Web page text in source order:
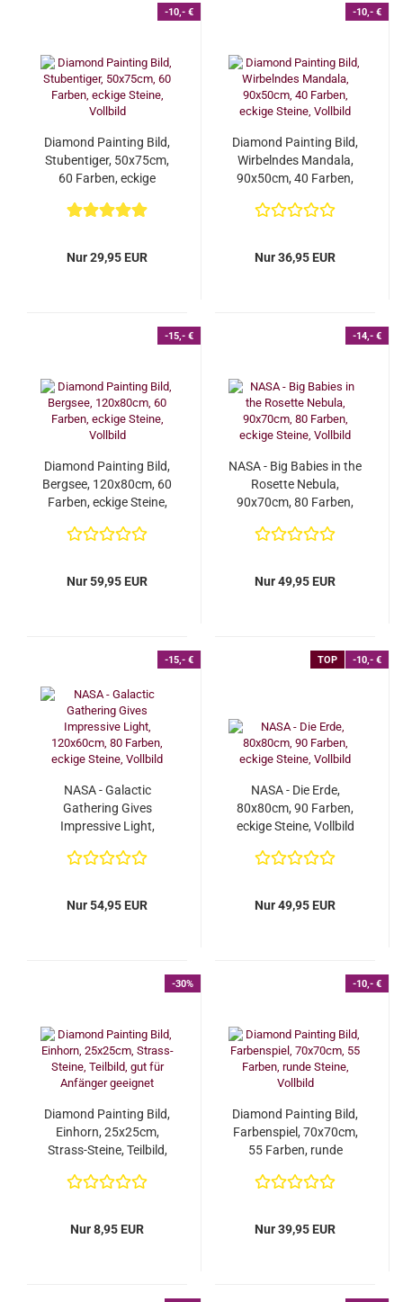
-10,- €
Diamond Painting Bild,
Stubentiger, 50x75cm,
60 Farben, eckige
Nur 29,95 EUR
-10,- €
Diamond Painting Bild,
Wirbelndes Mandala,
90x50cm, 40 Farben,
Nur 36,95 EUR
-15,- €
Diamond Painting Bild,
Bergsee, 120x80cm, 60
Farben, eckige Steine,
Nur 59,95 EUR
-14,- €
NASA - Big Babies in the
Rosette Nebula,
90x70cm, 80 Farben,
Nur 49,95 EUR
-15,- €
NASA - Galactic
Gathering Gives
Impressive Light,
eckige...
Nur 54,95 EUR
TOP -10,- €
NASA - Die Erde,
80x80cm, 90 Farben,
eckige Steine, Vollbild
Nur 49,95 EUR
-30%
Diamond Painting Bild,
Einhorn, 25x25cm,
Strass-Steine, Teilbild,
Nur 8,95 EUR
-10,- €
Diamond Painting Bild,
Farbenspiel, 70x70cm,
55 Farben, runde
Nur 39,95 EUR